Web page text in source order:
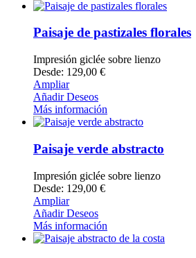
Paisaje de pastizales florales
Impresión giclée sobre lienzo
Desde: 129,00 €
Ampliar
Añadir Deseos
Más información
Paisaje verde abstracto
Impresión giclée sobre lienzo
Desde: 129,00 €
Ampliar
Añadir Deseos
Más información